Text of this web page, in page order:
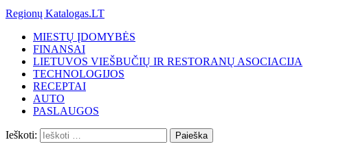
Regionų Katalogas.LT
MIESTŲ ĮDOMYBĖS
FINANSAI
LIETUVOS VIEŠBUČIŲ IR RESTORANŲ ASOCIACIJA
TECHNOLOGIJOS
RECEPTAI
AUTO
PASLAUGOS
Ieškoti: